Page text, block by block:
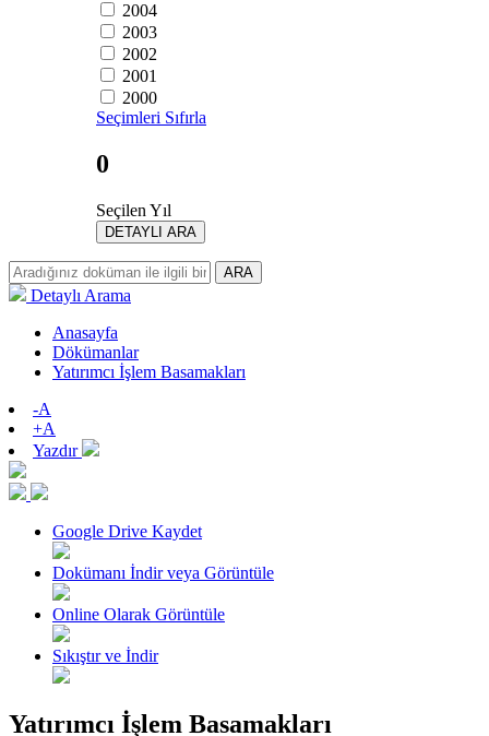
2004
2003
2002
2001
2000
Seçimleri Sıfırla
0
Seçilen Yıl
DETAYLI ARA
ARA
Detaylı Arama
Anasayfa
Dökümanlar
Yatırımcı İşlem Basamakları
-A
+A
Yazdır
Google Drive Kaydet
Dokümanı İndir veya Görüntüle
Online Olarak Görüntüle
Sıkıştır ve İndir
Yatırımcı İşlem Basamakları